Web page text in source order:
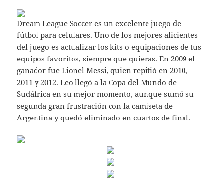
Dream League Soccer es un excelente juego de
fútbol para celulares. Uno de los mejores alicientes
del juego es actualizar los kits o equipaciones de tus
equipos favoritos, siempre que quieras. En 2009 el
ganador fue Lionel Messi, quien repitió en 2010,
2011 y 2012. Leo llegó a la Copa del Mundo de
Sudáfrica en su mejor momento, aunque sumó su
segunda gran frustración con la camiseta de
Argentina y quedó eliminado en cuartos de final.